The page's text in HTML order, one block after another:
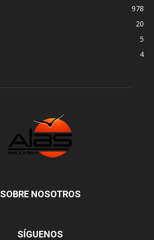
978
20
5
4
SOBRE NOSOTROS
SÍGUENOS